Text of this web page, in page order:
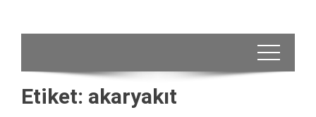
Etiket: akaryakıt